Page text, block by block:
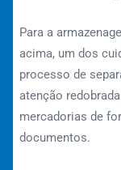
Para a
acima, um dos
processo de
atenção
mercadorias de
documentos.